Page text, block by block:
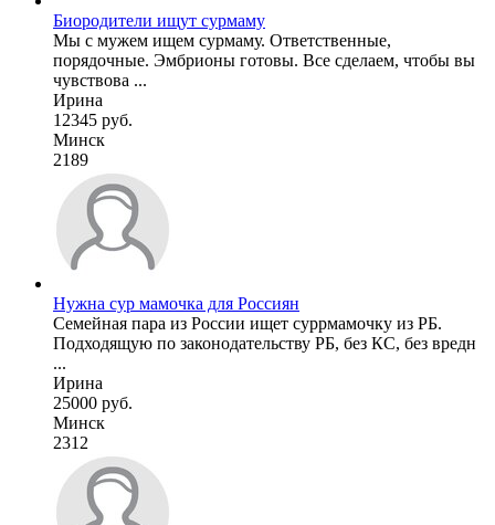
Биородители ищут сурмаму
Мы с мужем ищем сурмаму. Ответственные,
порядочные. Эмбрионы готовы. Все сделаем, чтобы вы
чувствова ...
Ирина
12345 руб.
Минск
2189
Нужна сур мамочка для Россиян
Семейная пара из России ищет суррмамочку из РБ.
Подходящую по законодательству РБ, без КС, без вредн
...
Ирина
25000 руб.
Минск
2312